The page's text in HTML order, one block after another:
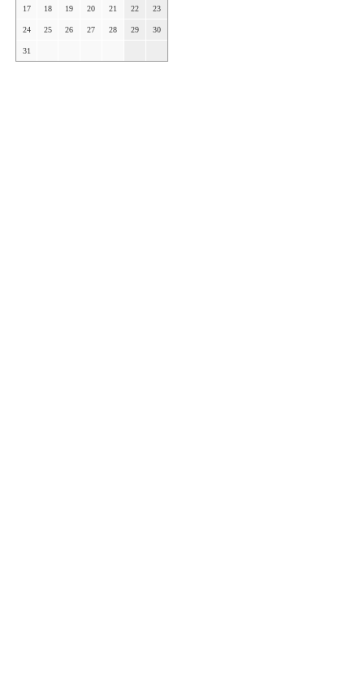
17 18 19 20 21 22 23
24 25 26 27 28 29 30
31